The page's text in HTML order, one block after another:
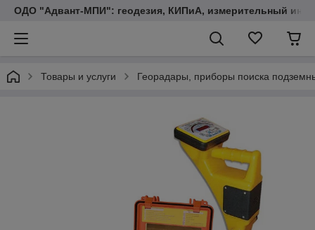
ОДО "Адвант-МПИ": геодезия, КИПиА, измерительный
Товары и услуги Георадары, приборы поиска